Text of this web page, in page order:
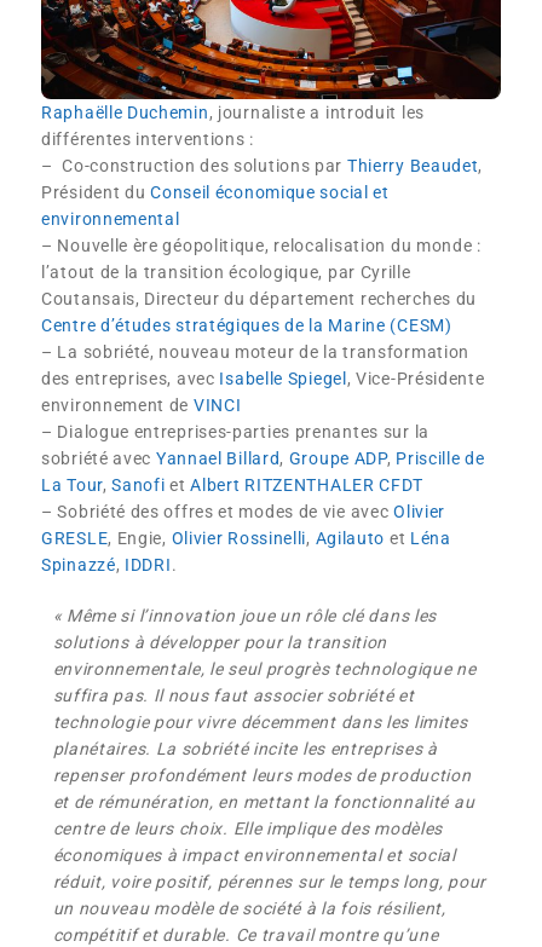
Raphaëlle Duchemin, journaliste a introduit les
différentes interventions :
– Co-construction des solutions par Thierry Beaudet,
Président duConseil économique social et
environnemental
– Nouvelle ère géopolitique, relocalisation du monde :
l’atout de la transition écologique, par Cyrille
Coutansais, Directeur du département recherches du
Centre d’études stratégiques de la Marine (CESM)
– La sobriété, nouveau moteur de la transformation
des entreprises, avec Isabelle Spiegel , Vice-Présidente
environnement de VINCI
– Dialogue entreprises-parties prenantes sur la
sobriété avec Yannael Billard, Groupe ADP, Priscille de
La Tour,Sanofi etAlbert RITZENTHALER CFDT
– Sobriété des offres et modes de vie avecOlivier
GRESLE, Engie, Olivier Rossinelli, Agilauto et Léna
Spinazzé, IDDRI.
« Même si l’innovation joue un rôle clé dans les
solutions à développer pour la transition
environnementale, le seul progrès technologique ne
suffira pas. Il nous faut associer sobriété et
technologie pour vivre décemment dans les limites
planétaires. La sobriété incite les entreprises à
repenser profondément leurs modes de production
et de rémunération, en mettant la fonctionnalité au
centre de leurs choix. Elle implique des modèles
économiques à impact environnemental et social
réduit, voire positif, pérennes sur le temps long, pour
un nouveau modèle de société à la fois résilient,
compétitif et durable. Ce travail montre qu’une